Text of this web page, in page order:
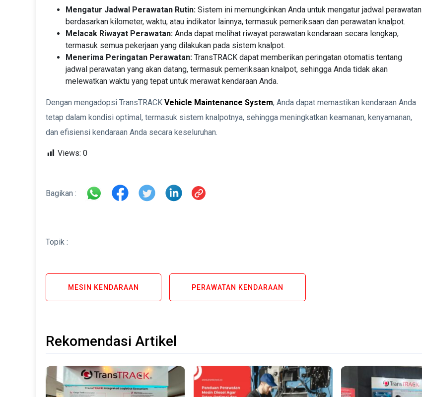
Mengatur Jadwal Perawatan Rutin: Sistem ini memungkinkan Anda untuk mengatur jadwal perawatan
berdasarkan kilometer, waktu, atau indikator lainnya, termasuk pemeriksaan dan perawatan knalpot.
Melacak Riwayat Perawatan: Anda dapat melihat riwayat perawatan kendaraan secara lengkap,
termasuk semua pekerjaan yang dilakukan pada sistem knalpot.
Menerima Peringatan Perawatan: TransTRACK dapat memberikan peringatan otomatis tentang
jadwal perawatan yang akan datang, termasuk pemeriksaan knalpot, sehingga Anda tidak akan
melewatkan waktu yang tepat untuk merawat kendaraan Anda.
Dengan mengadopsi TransTRACK Vehicle Maintenance System, Anda dapat memastikan kendaraan Anda
tetap dalam kondisi optimal, termasuk sistem knalpotnya, sehingga meningkatkan keamanan, kenyamanan,
dan efisiensi kendaraan Anda secara keseluruhan.
Views: 0
Bagikan :
Topik :
MESIN KENDARAAN PERAWATAN KENDARAAN
Rekomendasi Artikel